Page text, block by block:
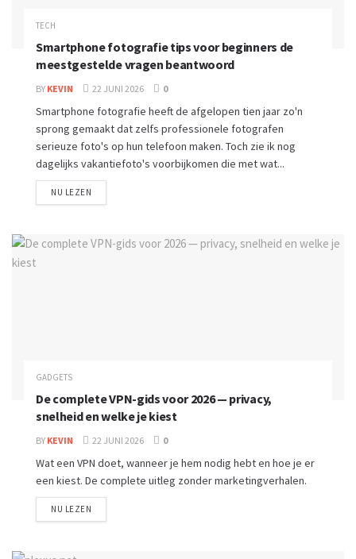
TECH
Smartphone fotografie tips voor beginners de
meestgestelde vragen beantwoord
BY KEVIN 22 JUNI 2026 0
Smartphone fotografie heeft de afgelopen tien jaar zo'n
sprong gemaakt dat zelfs professionele fotografen
serieuze foto's op hun telefoon maken. Toch zie ik nog
dagelijks vakantiefoto's voorbijkomen die met wat...
NU LEZEN
GADGETS
De complete VPN-gids voor 2026 — privacy,
snelheid en welke je kiest
BY KEVIN 22 JUNI 2026 0
Wat een VPN doet, wanneer je hem nodig hebt en hoe je er
een kiest. De complete uitleg zonder marketingverhalen.
NU LEZEN